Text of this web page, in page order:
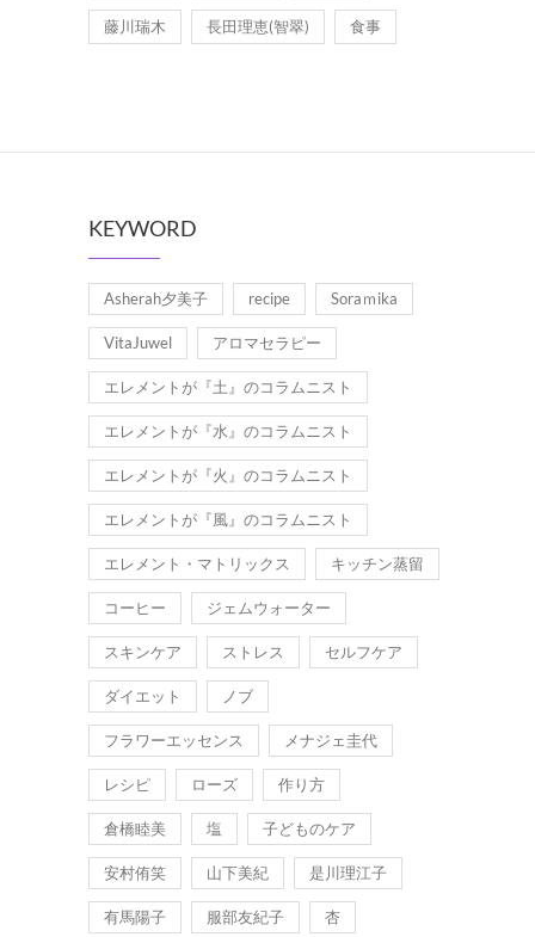
藤川瑞木 長田理恵(智翠) 食事
KEYWORD
Asherah夕美子 recipe Soraｍika
VitaJuwel アロマセラピー
エレメントが『土』のコラムニスト
エレメントが『水』のコラムニスト
エレメントが『火』のコラムニスト
エレメントが『風』のコラムニスト
エレメント・マトリックス キッチン蒸留
コーヒー ジェムウォーター
スキンケア ストレス セルフケア
ダイエット ノブ
フラワーエッセンス メナジェ圭代
レシピ ローズ 作り方
倉橋睦美 塩 子どものケア
安村侑笑 山下美紀 是川理江子
有馬陽子 服部友紀子 杏